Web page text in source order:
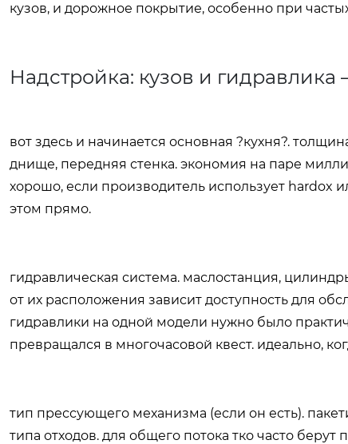
кузов, и дорожное покрытие, особенно при
Надстройка: кузов и
вот здесь и начинается основная ?кухня?.
днище, передняя стенка. экономия на паре
хорошо, если производитель использует hardox
этом прямо.
гидравлическая система. маслостанция,
от их расположения зависит доступность для
гидравлики на одной модели нужно было
превращался в многочасовой квест. идеально,
тип прессующего механизма (если он есть).
типа отходов. для общего потока тко часто